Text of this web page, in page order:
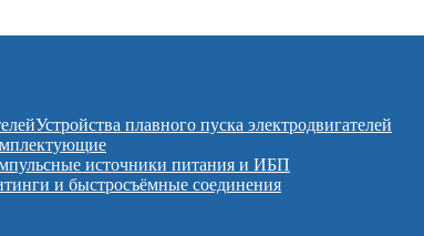
Устройства плавного пуска электродвигателей
источники питания и ИБП
и быстросъёмные соединения